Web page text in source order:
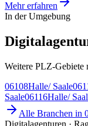
Mehr erfahren
In der Umgebung
Weitere PLZ-Gebiete
06108Halle/ Saale
Saale06116Halle/
Alle Branchen in
Digitalagenturen ·